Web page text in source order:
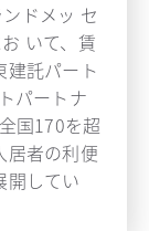
ドメッ セ
いて、賃
建託パート
パートナ
国170を超
居者の利便
開してい